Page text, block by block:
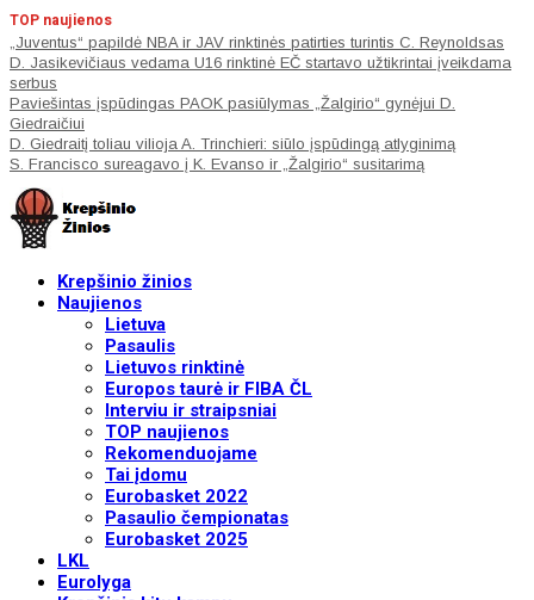
TOP naujienos
„Juventus“ papildė NBA ir JAV rinktinės patirties turintis C. Reynoldsas
D. Jasikevičiaus vedama U16 rinktinė EČ startavo užtikrintai įveikdama
serbus
Paviešintas įspūdingas PAOK pasiūlymas „Žalgirio“ gynėjui D.
Giedraičiui
D. Giedraitį toliau vilioja A. Trinchieri: siūlo įspūdingą atlyginimą
S. Francisco sureagavo į K. Evanso ir „Žalgirio“ susitarimą
Krepšinio žinios
Naujienos
Lietuva
Pasaulis
Lietuvos rinktinė
Europos taurė ir FIBA ČL
Interviu ir straipsniai
TOP naujienos
Rekomenduojame
Tai įdomu
Eurobasket 2022
Pasaulio čempionatas
Eurobasket 2025
LKL
Eurolyga